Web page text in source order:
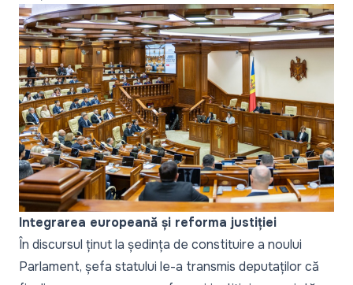
Integrarea europeană și reforma justiției
În discursul ținut la ședința de constituire a noului
Parlament, șefa statului le-a transmis deputaților că